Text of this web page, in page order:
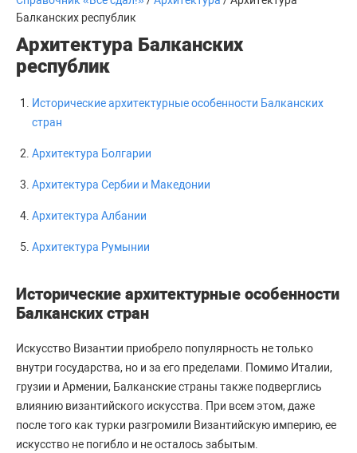
Балканских республик
Архитектура Балканских
республик
Исторические архитектурные особенности Балканских
стран
Архитектура Болгарии
Архитектура Сербии и Македонии
Архитектура Албании
Архитектура Румынии
Исторические архитектурные особенности
Балканских стран
Искусство Византии приобрело популярность не только
внутри государства, но и за его пределами. Помимо Италии,
грузии и Армении, Балканские страны также подверглись
влиянию византийского искусства. При всем этом, даже
после того как турки разгромили Византийскую империю, ее
искусство не погибло и не осталось забытым.